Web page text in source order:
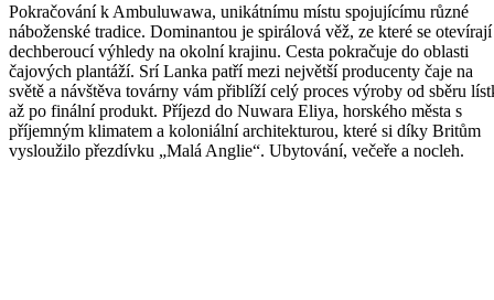
Pokračování k Ambuluwawa, unikátnímu místu spojujícímu různé
náboženské tradice. Dominantou je spirálová věž, ze které se otevírají
dechberoucí výhledy na okolní krajinu. Cesta pokračuje do oblasti
čajových plantáží. Srí Lanka patří mezi největší producenty čaje na
světě a návštěva továrny vám přiblíží celý proces výroby od sběru
až po finální produkt. Příjezd do Nuwara Eliya, horského města s
příjemným klimatem a koloniální architekturou, které si díky Britům
vysloužilo přezdívku „Malá Anglie“. Ubytování, večeře a nocleh.